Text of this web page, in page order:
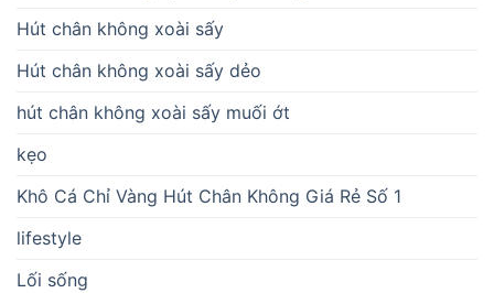
Hút chân không xoài sấy
Hút chân không xoài sấy dẻo
hút chân không xoài sấy muối ớt
kẹo
Khô Cá Chỉ Vàng Hút Chân Không Giá Rẻ Số 1
lifestyle
Lối sống